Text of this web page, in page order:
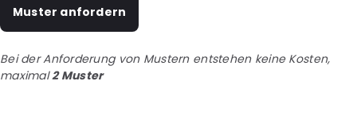
Muster anfordern
Bei der Anforderung von Mustern entstehen keine Kosten,
maximal2 Muster